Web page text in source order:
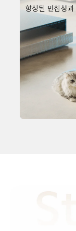
향상된 민첩성